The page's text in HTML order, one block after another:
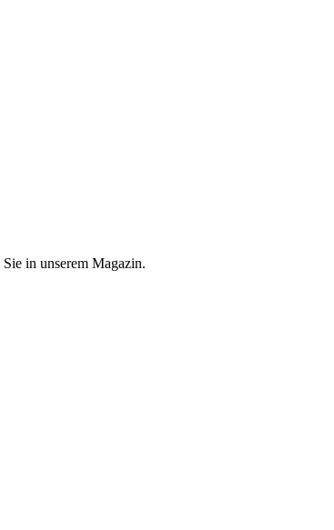
in unserem Magazin.